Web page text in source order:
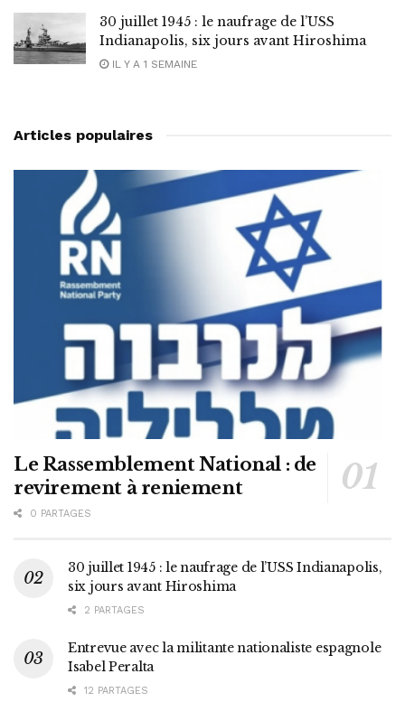
30 juillet 1945 : le naufrage de l’USS
Indianapolis, six jours avant Hiroshima
IL Y A 1 SEMAINE
Articles populaires
Le Rassemblement National : de
revirement à reniement
0 PARTAGES
30 juillet 1945 : le naufrage de l’USS Indianapolis,
six jours avant Hiroshima
2 PARTAGES
Entrevue avec la militante nationaliste espagnole
Isabel Peralta
12 PARTAGES